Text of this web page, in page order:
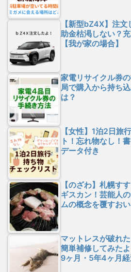
【新型bZ4X】注
助金枯渇しない？
【我が家の場合】
家電リサイクル券
局で購入から持ち
は？
【女性】1泊2日旅
ト！忘れ物なし！
データ付き
【のざわ】札幌す
ギスカン！芸能人
ムの概念を覆すお
マットレスが破れ
簡単補修してみた
9ヶ月・5年4ヶ月経